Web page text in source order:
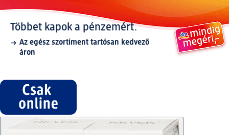
Többet kapok a pénzemért.
Az egész szortiment tartósan kedvező
áron